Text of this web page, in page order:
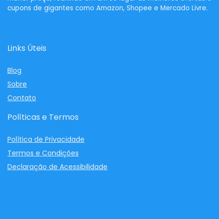
cupons de gigantes como Amazon, Shopee e Mercado Livre.
Links Úteis
Blog
Sobre
Contato
Políticas e Termos
Política de Privacidade
Termos e Condições
Declaração de Acessibilidade